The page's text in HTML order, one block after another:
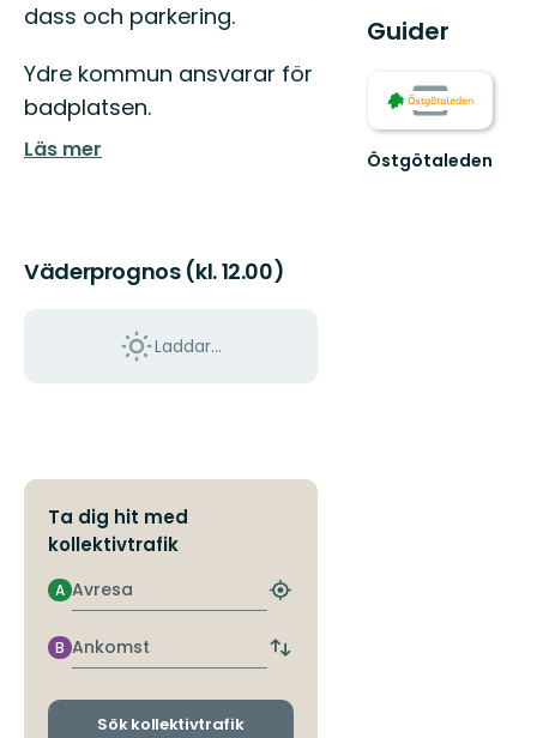
dass och parkering.
Ydre kommun ansvarar för
badplatsen.
Läs mer
Väderprognos (kl. 12.00)
Laddar...
Ta dig hit med
kollektivtrafik
Avresa
A
Hitta
hållplats
Ankomst
B
Byt
och
Sök kollektivtrafik
Guider
Östgötaleden